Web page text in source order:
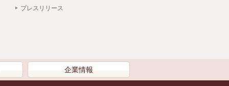
プレスリリース
企業情報